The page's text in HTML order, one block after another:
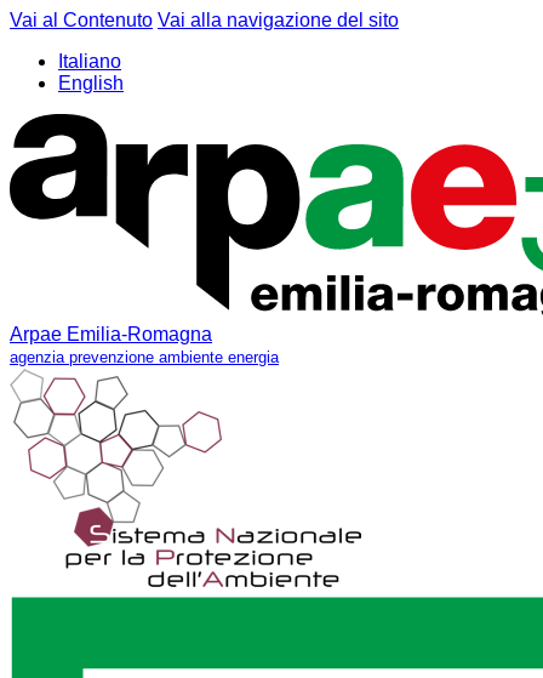
Vai al Contenuto Vai alla navigazione del sito
Italiano
English
Arpae Emilia-Romagna
agenzia prevenzione ambiente energia